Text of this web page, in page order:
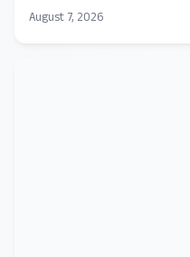
August 7, 2026